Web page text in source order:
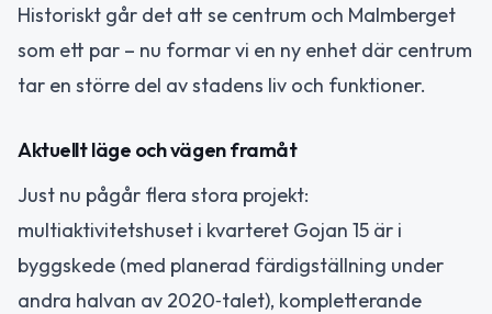
Historiskt går det att se centrum och Malmberget
som ett par – nu formar vi en ny enhet där centrum
tar en större del av stadens liv och funktioner.
Aktuellt läge och vägen framåt
Just nu pågår flera stora projekt:
multiaktivitetshuset i kvarteret Gojan 15 är i
byggskede (med planerad färdigställning under
andra halvan av 2020‑talet), kompletterande